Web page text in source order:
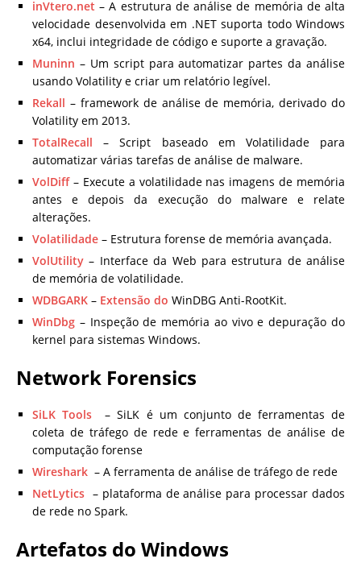
inVtero.net – A estrutura de análise de memória de alta
velocidade desenvolvida em .NET suporta todo Windows
x64, inclui integridade de código e suporte a gravação.
Muninn – Um script para automatizar partes da análise
usando Volatility e criar um relatório legível.
Rekall – framework de análise de memória, derivado do
Volatility em 2013.
TotalRecall – Script baseado em Volatilidade para
automatizar várias tarefas de análise de malware.
VolDiff– Execute a volatilidade nas imagens de memória
antes e depois da execução do malware e relate
alterações.
Volatilidade – Estrutura forense de memória avançada.
VolUtility – Interface da Web para estrutura de análise
de memória de volatilidade.
WDBGARK – Extensão do WinDBG Anti-RootKit.
WinDbg – Inspeção de memória ao vivo e depuração do
kernel para sistemas Windows.
Network Forensics
SiLK Tools – SiLK é um conjunto de ferramentas de
coleta de tráfego de rede e ferramentas de análise de
computação forense
Wireshark – A ferramenta de análise de tráfego de rede
NetLytics – plataforma de análise para processar dados
de rede no Spark.
Artefatos do Windows